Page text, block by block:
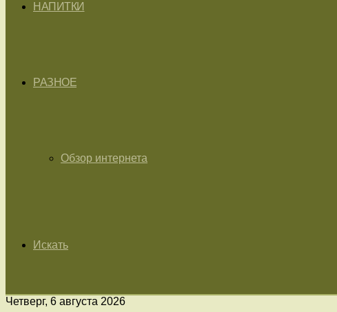
НАПИТКИ
РАЗНОЕ
Обзор интернета
Искать
Четверг, 6 августа 2026